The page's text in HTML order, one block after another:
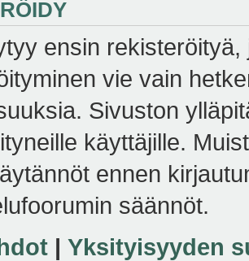
ensin
vie vain
Sivuston
käyttäjille.
ennen
säännöt.
| Yksityisyyden